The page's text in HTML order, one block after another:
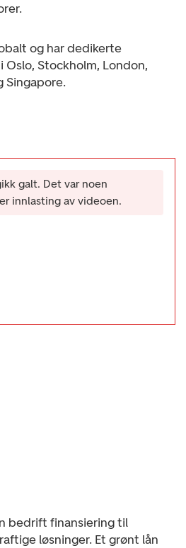
og har dedikerte
Stockholm, London,
Singapore.
galt. Det var noen
innlasting av videoen.
bedrift finansiering til
løsninger. Et grønt lån